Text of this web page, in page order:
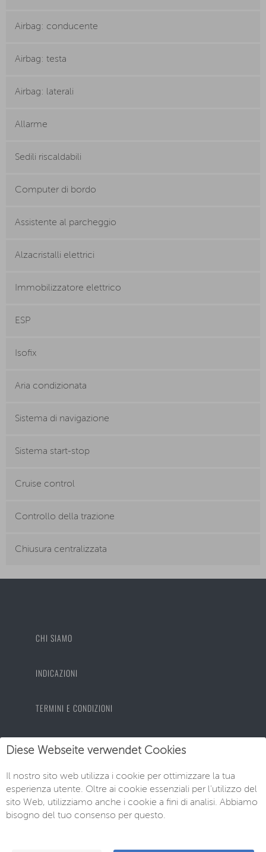
Airbag: conducente
Airbag: testa
Airbag: laterali
Allarme
Sedili riscaldabili
Computer di bordo
Assistente al parcheggio
Alzacristalli elettrici
Immobilizzatore elettrico
ESP
Isofix
Aria condizionata
Sistema di navigazione
Sistema start-stop
Cruise control
Controllo della trazione
Chiusura centralizzata
CHI SIAMO
INDICAZIONI
TERMINI E CONDIZIONI
PROTEZIONE DEI DATI
IMPRONTA
Diese Webseite verwendet Cookies
Il nostro sito web utilizza i cookie per ottimizzare la tua
esperienza utente. Oltre ai cookie essenziali per l'utilizzo del
sito Web, utilizziamo anche i cookie a fini di analisi. Abbiamo
bisogno del tuo consenso per questo.